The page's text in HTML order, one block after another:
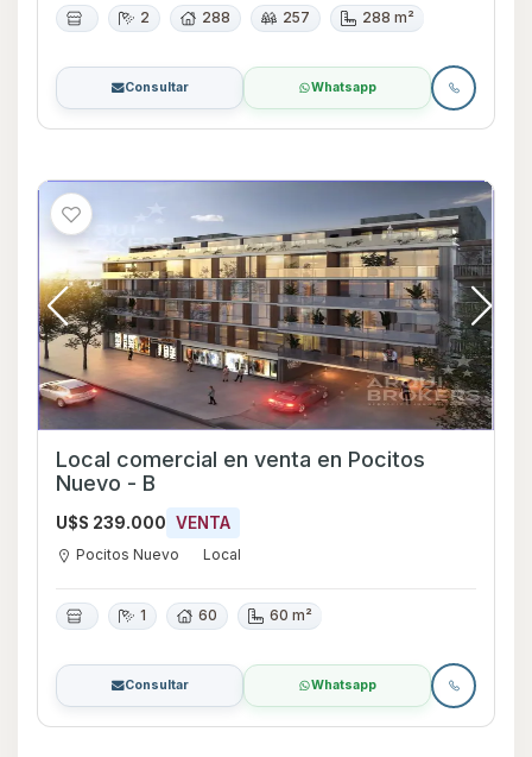
2 288 257 288 m²
Consultar Whatsapp
Local comercial en venta en Pocitos
Nuevo - B
U$S 239.000 VENTA
Pocitos Nuevo Local
1 60 60 m²
Consultar Whatsapp